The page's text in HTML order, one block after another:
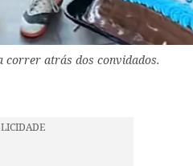
correr atrás dos convidados.